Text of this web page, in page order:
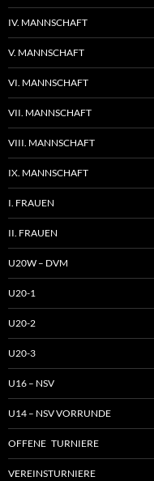
IV. MANNSCHAFT
V. MANNSCHAFT
VI. MANNSCHAFT
VII. MANNSCHAFT
VIII. MANNSCHAFT
IX. MANNSCHAFT
I. FRAUEN
II. FRAUEN
U20W – DVM
U20-1
U20-2
U20-3
U16 – NSV
U14 – NSV VORRUNDE
OFFENE TURNIERE
VEREINSTURNIERE